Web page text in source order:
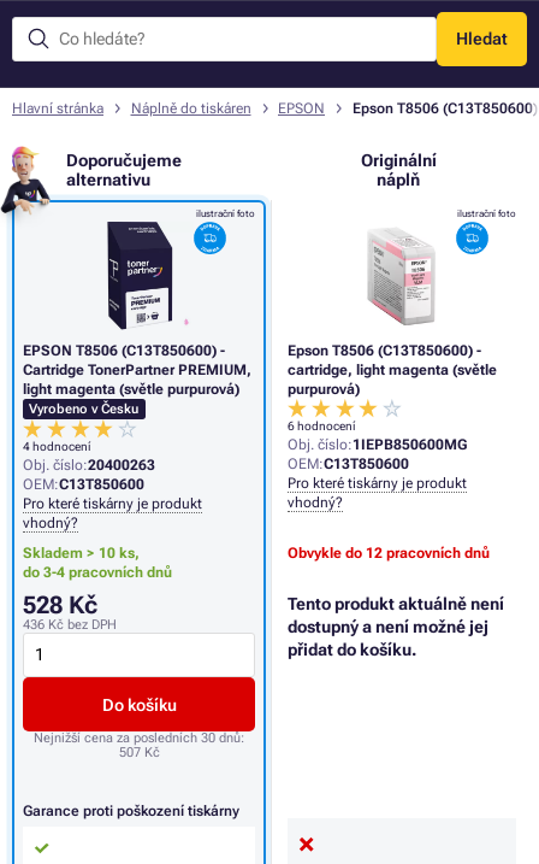
Hledat
Menu
Hlavní stránka Náplně do tiskáren EPSON Epson T8506
Doporučujeme
alternativu
Originální
náplň
ilustrační foto
Epson T8506 (C13T850600) -
cartridge, light magenta (světle
purpurová)
6 hodnocení
Obj. číslo:1IEPB850600MG
OEM:C13T850600
Pro které tiskárny je produkt
vhodný?
Obvykle do 12 pracovních dnů
Tento produkt aktuálně není
dostupný a není možné jej
přidat do košíku.
ilustrační foto
EPSON T8506 (C13T850600) -
Cartridge TonerPartner PREMIUM,
light magenta (světle purpurová)
Vyrobeno v Česku
4 hodnocení
Obj. číslo:20400263
OEM:C13T850600
Pro které tiskárny je produkt
vhodný?
Skladem > 10 ks,
do 3-4 pracovních dnů
528 Kč
436 Kč bez DPH
Do košíku
Nejnižší cena za posledních 30 dnů:
507 Kč
Garance proti poškození tiskárny